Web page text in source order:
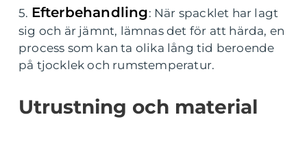
5. Efterbehandling: När spacklet har lagt
sig och är jämnt, lämnas det för att härda, en
process som kan ta olika lång tid beroende
på tjocklek och rumstemperatur.
Utrustning och material